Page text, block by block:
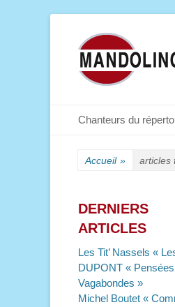
Menu principal
Chanteurs du
Accueil » articles
DERNIERS
ARTICLES
Les Tit’ Nassels «
DUPONT « Pensées
Vagabondes »
Michel Boutet «